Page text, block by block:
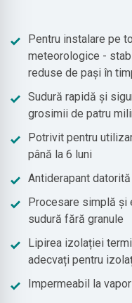
Pentru instalare pe
meteorologice -
reduse de pași în
Sudură rapidă și
grosimii de patru
Potrivit pentru
până la 6 luni
Antiderapant
Procesare simplă și
sudură fără granule
Lipirea izolației
adecvați pentru
Impermeabil la